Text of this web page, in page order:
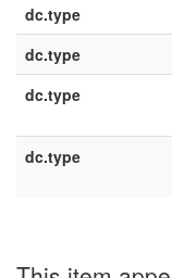
dc.type
dc.type
dc.type
dc.type